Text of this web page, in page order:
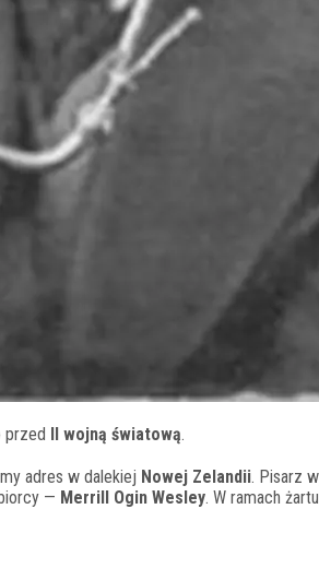
przed II wojną światową.
adres w dalekiej Nowej Zelandii. Pisarz
— Merrill Ogin Wesley. W ramach